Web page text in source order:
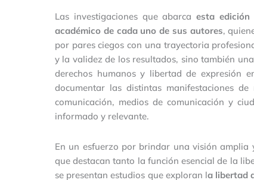
Las investigaciones que abarcaesta edición
académico de cada uno de sus autores,
por pares ciegos con una trayectoria
y la validez de los resultados, sino también
derechos humanos y libertad de expresión
documentar las distintas manifestaciones
comunicación, medios de comunicación y
informado y relevante.
En un esfuerzo por brindar una visión amplia
que destacan tanto la función esencial de la
se presentan estudios que exploran la libertad